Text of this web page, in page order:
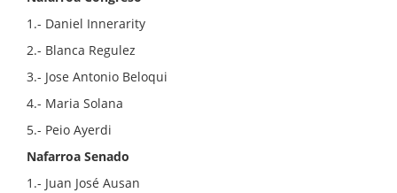
1.- Daniel Innerarity
2.- Blanca Regulez
3.- Jose Antonio Beloqui
4.- Maria Solana
5.- Peio Ayerdi
Nafarroa Senado
1.- Juan José Ausan